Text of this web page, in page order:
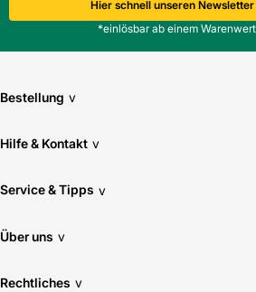
Hier schnell unseren
*einlösbar ab einem
Bestellung v
Hilfe & Kontakt v
Service & Tipps v
Über uns v
Rechtliches v